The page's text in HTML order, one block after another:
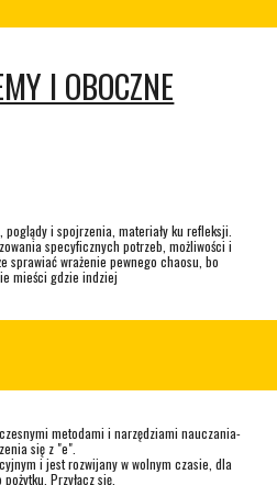
I OBOCZNE
i spojrzenia, materiały ku refleksji.
specyficznych potrzeb, możliwości i
sprawiać wrażenie pewnego chaosu, bo
mieści gdzie indziej
metodami i narzędziami nauczania-
się z "e".
i jest rozwijany w wolnym czasie, dla
Przyłącz się.